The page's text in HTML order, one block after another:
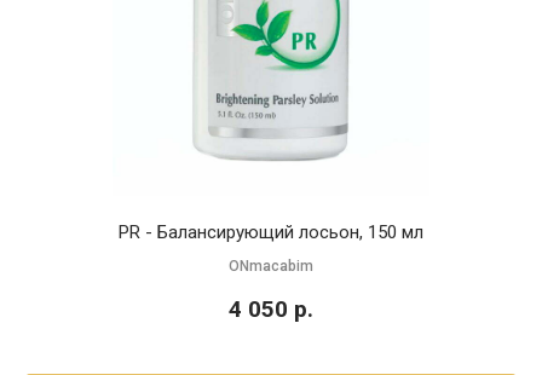
PR - Балансирующий лосьон, 150 мл
ONmacabim
4 050 р.